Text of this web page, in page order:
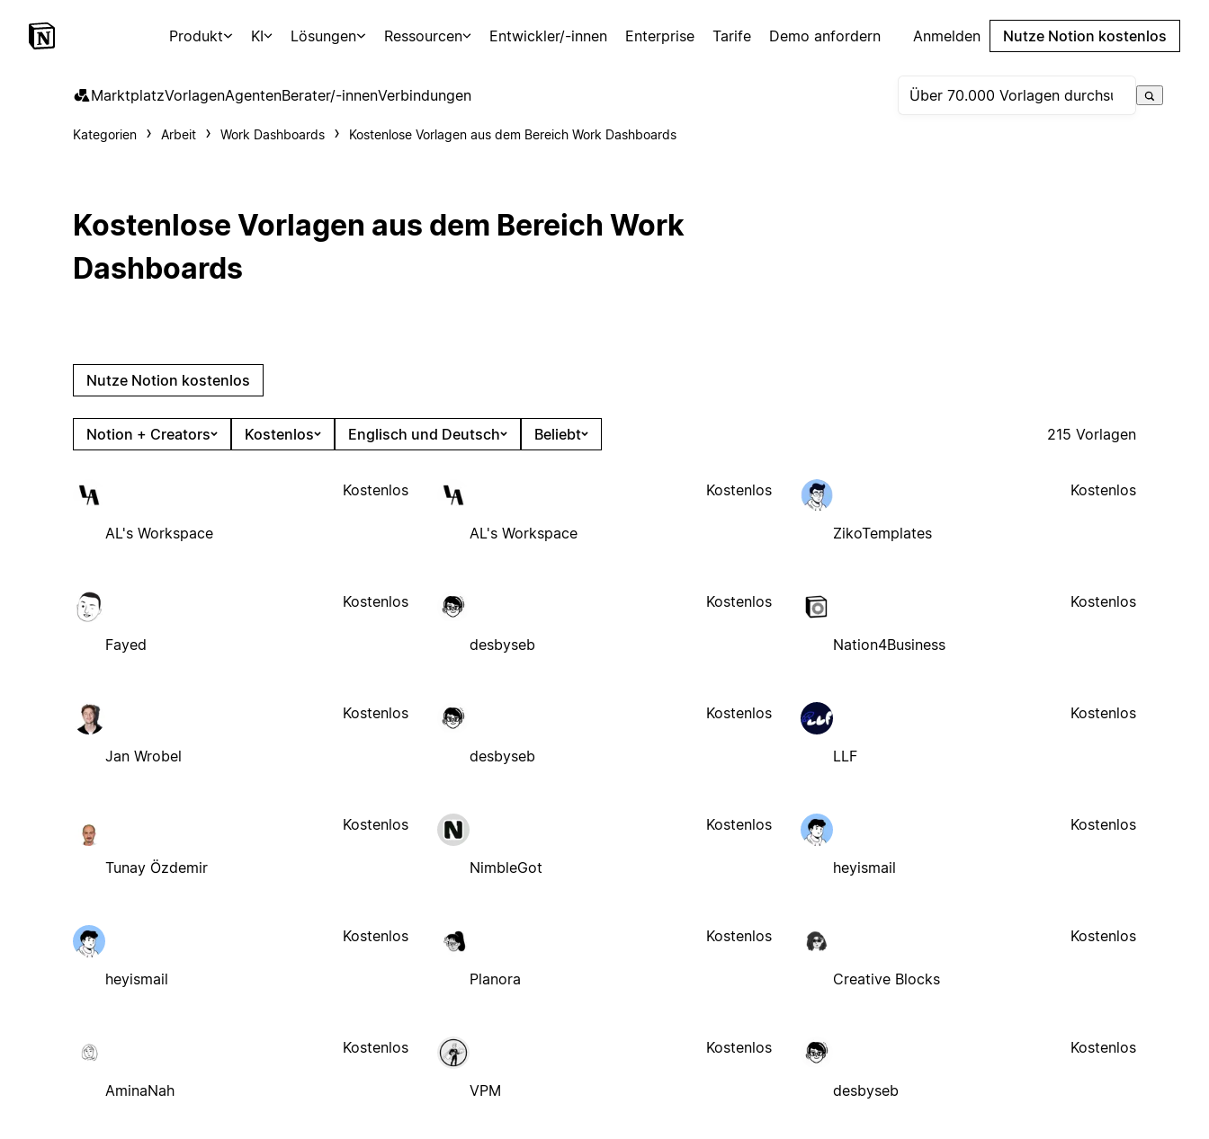
Produkt KI Lösungen Ressourcen Entwickler/-innen Enterprise Tarife Demo anfordern Anmelden Nutze Notion kostenlos
MarktplatzVorlagenAgentenBerater/-innenVerbindungen
Kategorien Arbeit Work Dashboards Kostenlose Vorlagen aus dem Bereich Work Dashboards
Kostenlose Vorlagen aus dem Bereich Work
Dashboards
Nutze Notion kostenlos
Notion + Creators Kostenlos Englisch und Deutsch Beliebt 215 Vorlagen
AL's Workspace
Kostenlos
AL's Workspace
Kostenlos
ZikoTemplates
Kostenlos
Fayed
Kostenlos
desbyseb
Kostenlos
Nation4Business
Kostenlos
Jan Wrobel
Kostenlos
desbyseb
Kostenlos
LLF
Kostenlos
Tunay Özdemir
Kostenlos
NimbleGot
Kostenlos
heyismail
Kostenlos
heyismail
Kostenlos
Planora
Kostenlos
Creative Blocks
Kostenlos
AminaNah
Kostenlos
VPM
Kostenlos
desbyseb
Kostenlos